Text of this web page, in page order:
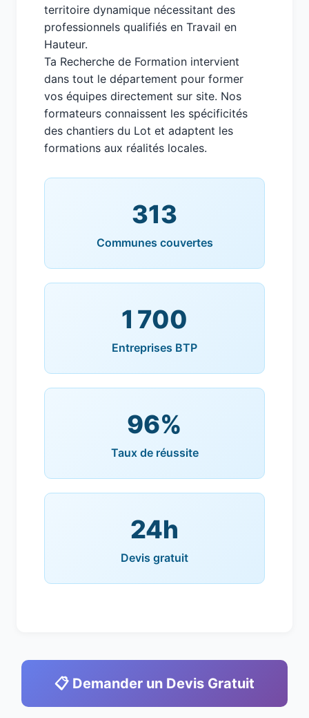
territoire dynamique nécessitant des
professionnels qualifiés en Travail en
Hauteur.
Ta Recherche de Formation intervient
dans tout le département pour former
vos équipes directement sur site. Nos
formateurs connaissent les spécificités
des chantiers du Lot et adaptent les
formations aux réalités locales.
313
Communes couvertes
1 700
Entreprises BTP
96%
Taux de réussite
24h
Devis gratuit
📋 Demander un Devis Gratuit